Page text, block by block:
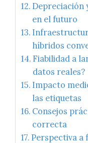
Depreciación
en el futuro
híbridos
Fiabilidad a
datos reales?
Impacto
las etiquetas
Consejos
correcta
Perspectiva a